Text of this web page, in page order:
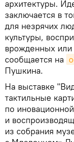
архитектуры.
заключается в
для незрячих
культуры,
врожденных
сообщается на
Пушкина.
На выставке
тактильные
по
и
из собрания